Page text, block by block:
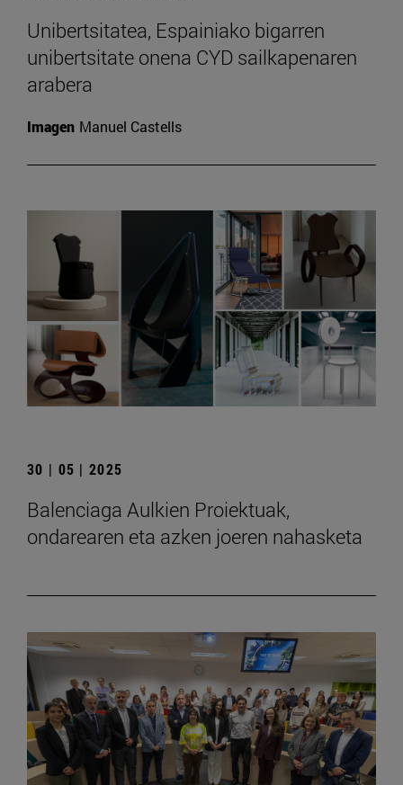
Unibertsitatea, Espainiako bigarren
unibertsitate onena CYD sailkapenaren
arabera
Imagen Manuel Castells
30 | 05 | 2025
Balenciaga Aulkien Proiektuak,
ondarearen eta azken joeren nahasketa